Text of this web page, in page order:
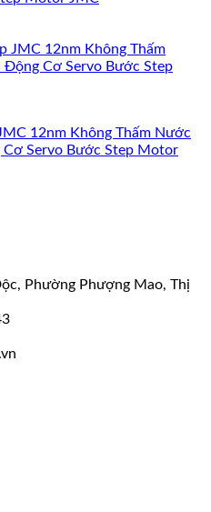
12nm Không Thấm Nước
Servo Bước Step Motor
Phường Phượng Mao, Thị